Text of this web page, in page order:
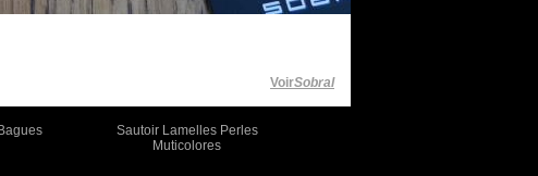
VoirSobral
Bagues
Sautoir Lamelles Perles
Muticolores